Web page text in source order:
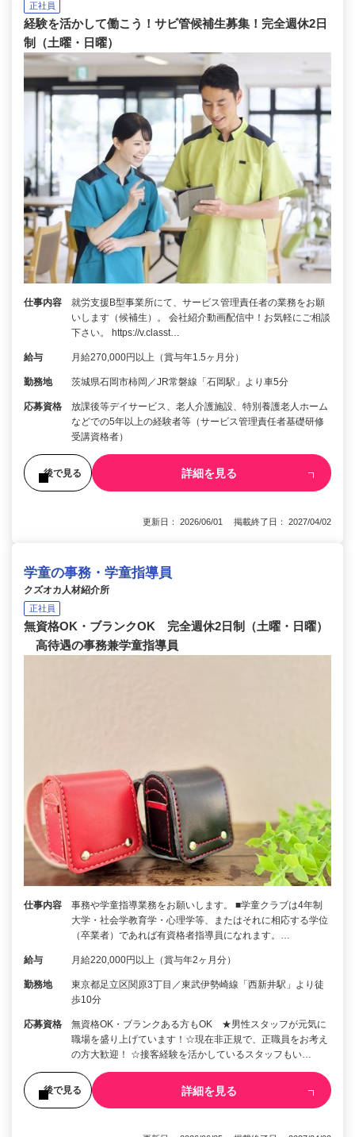
正社員
経験を活かして働こう！サビ管候補生募集！完全週休2日
制（土曜・日曜）
仕事内容
就労支援B型事業所にて、サービス管理責任者の業務をお願
いします（候補生）。 会社紹介動画配信中！お気軽にご相談
下さい。 https://v.classt…
給与 月給270,000円以上（賞与年1.5ヶ月分）
勤務地 茨城県石岡市柿岡／JR常磐線「石岡駅」より車5分
応募資格
放課後等デイサービス、老人介護施設、特別養護老人ホーム
などでの5年以上の経験者等（サービス管理責任者基礎研修
受講資格者）
後で見る 詳細を見る
更新日： 2026/06/01 掲載終了日： 2027/04/02
学童の事務・学童指導員
クズオカ人材紹介所
正社員
無資格OK・ブランクOK 完全週休2日制（土曜・日曜）
高待遇の事務兼学童指導員
仕事内容
事務や学童指導業務をお願いします。 ■学童クラブは4年制
大学・社会学教育学・心理学等、またはそれに相応する学位
（卒業者）であれば有資格者指導員になれます。…
給与 月給220,000円以上（賞与年2ヶ月分）
勤務地
東京都足立区関原3丁目／東武伊勢崎線「西新井駅」より徒
歩10分
応募資格
無資格OK・ブランクある方もOK ★男性スタッフが元気に
職場を盛り上げています！☆現在非正規で、正職員をお考え
の方大歓迎！ ☆接客経験を活かしているスタッフもい…
後で見る 詳細を見る